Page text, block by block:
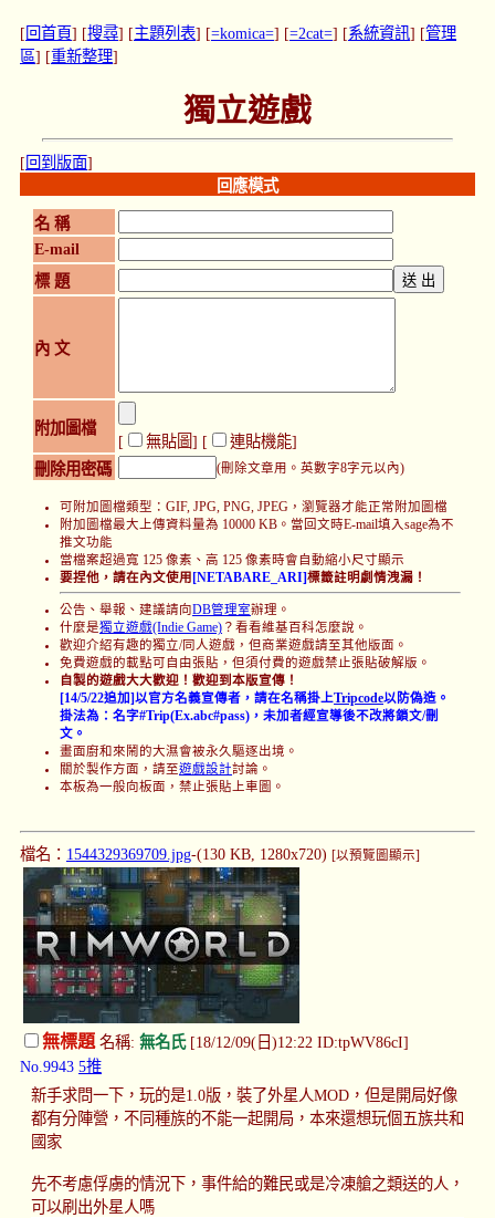
[ 回首頁] [搜尋] [主題列表] [=komica=] [=2cat=] [系統資訊] [管理
區] [重新整理]
獨立遊戲
[ 回到版面]
回應模式
名 稱
E-mail
標 題
內 文
附加圖檔
[ 無貼圖] [ 連貼機能]
刪除用密碼
(刪除文章用。英數字8字元以內)
可附加圖檔類型：GIF, JPG, PNG, JPEG，瀏覽器才能正常附加圖檔
附加圖檔最大上傳資料量為 10000 KB。當回文時E-mail填入sage為不
推文功能
當檔案超過寬 125 像素、高 125 像素時會自動縮小尺寸顯示
要捏他，請在內文使用 [NETABARE_ARI]標籤註明劇情洩漏！
公告、舉報、建議請向 DB管理室辦理。
什麼是獨立遊戲(Indie Game) ？看看維基百科怎麼說。
歡迎介紹有趣的獨立/同人遊戲，但商業遊戲請至其他版面。
免費遊戲的載點可自由張貼，但須付費的遊戲禁止張貼破解版。
自製的遊戲大大歡迎！歡迎到本版宣傳！
[14/5/22追加]以官方名義宣傳者，請在名稱掛上Tripcode以防偽造。
掛法為：名字#Trip(Ex.abc#pass)，未加者經宣導後不改將鎖文/刪
文。
畫面廚和來鬧的大濕會被永久驅逐出境。
關於製作方面，請至遊戲設計討論。
本板為一般向板面，禁止張貼上車圖。
檔名： 1544329369709.jpg-(130 KB, 1280x720) [以預覽圖顯示]
無標題名稱: 無名氏[18/12/09(日)12:22 ID:tpWV86cI]
No.9943 5推
新手求問一下，玩的是1.0版，裝了外星人MOD，但是開局好像
都有分陣營，不同種族的不能一起開局，本來還想玩個五族共和
國家
先不考慮俘虜的情況下，事件給的難民或是冷凍艙之類送的人，
可以刷出外星人嗎